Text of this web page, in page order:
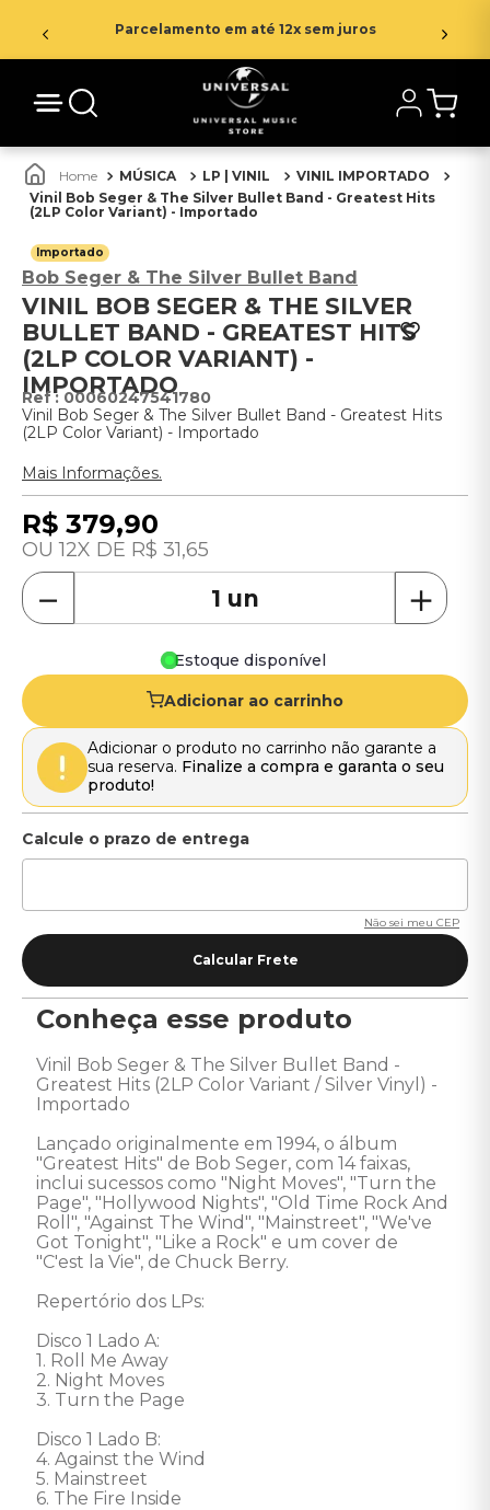
Parcelamento em até 12x sem juros
MÚSICA LP | VINIL
VINIL IMPORTADO
Vinil Bob Seger & The Silver Bullet Band - Greatest Hits
(2LP Color Variant) - Importado
Importado
Bob Seger & The Silver Bullet Band
VINIL BOB SEGER & THE SILVER
BULLET BAND - GREATEST HITS
(2LP COLOR VARIANT) -
IMPORTADO
: 00060247541780
Vinil Bob Seger & The Silver Bullet Band - Greatest Hits
(2LP Color Variant) - Importado
Mais Informações.
R$ 379,90
12 R$ 31,65
＋
－
Estoque disponível
Adicionar ao carrinho
Adicionar o produto no carrinho não garante a
sua reserva. Finalize a compra e garanta o seu
produto!
Não sei meu CEP
Conheça esse produto
Vinil Bob Seger & The Silver Bullet Band -
Greatest Hits (2LP Color Variant / Silver Vinyl) -
Importado
Lançado originalmente em 1994, o álbum
"Greatest Hits" de Bob Seger, com 14 faixas,
inclui sucessos como "Night Moves", "Turn the
Page", "Hollywood Nights", "Old Time Rock And
Roll", "Against The Wind", "Mainstreet", "We've
Got Tonight", "Like a Rock" e um cover de
"C'est la Vie", de Chuck Berry.
Repertório dos LPs:
Disco 1 Lado A:
1. Roll Me Away
2. Night Moves
3. Turn the Page
Disco 1 Lado B:
4. Against the Wind
5. Mainstreet
6. The Fire Inside